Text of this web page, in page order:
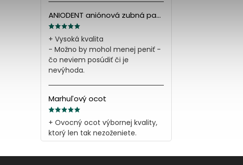
ANIODENT aniónová zubná pasta s minerálnymi soľami 165g
+ Vysoká kvalita
- Možno by mohol menej peniť -
čo neviem posúdiť či je
nevýhoda.
Marhuľový ocot
+ Ovocný ocot výbornej kvality,
ktorý len tak nezoženiete.